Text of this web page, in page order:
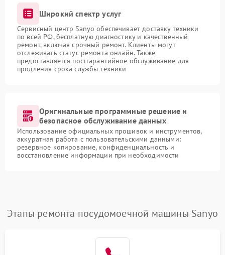
Широкий спектр услуг
Сервисный центр Sanyo обеспечивает доставку техники
по всей РФ, бесплатную диагностику и качественный
ремонт, включая срочный ремонт. Клиенты могут
отслеживать статус ремонта онлайн. Также
предоставляется постгарантийное обслуживание для
продления срока службы техники
Оригинальные программные решение и
безопасное обслуживание данных
Использование официальных прошивок и инструментов,
аккуратная работа с пользовательскими данными:
резервное копирование, конфиденциальность и
восстановление информации при необходимости
Этапы ремонта посудомоечной машины Sanyo